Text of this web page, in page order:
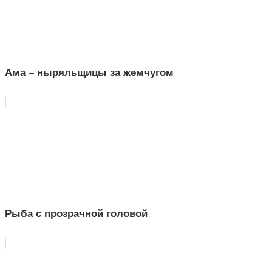
Ама – ныряльщицы за жемчугом
Рыба с прозрачной головой